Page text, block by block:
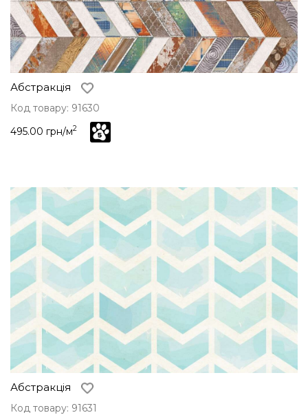
Абстракція
Код товару: 91630
495.00 грн/м2
Абстракція
Код товару: 91631